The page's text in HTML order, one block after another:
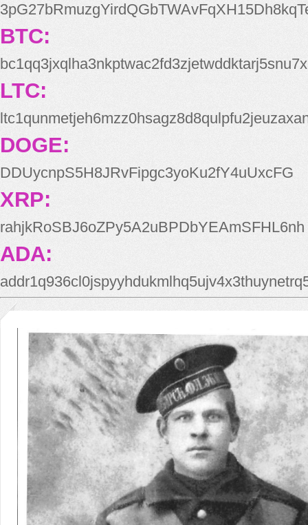
BTC:
bc1qq3jxqlha3nkptwac2fd3zjetwddktarj5snu7x
LTC:
DOGE:
DDUycnpS5H8JRvFipgc3yoKu2fY4uUxcFG
XRP:
rahjkRoSBJ6oZPy5A2uBPDbYEAmSFHL6nh
ADA: